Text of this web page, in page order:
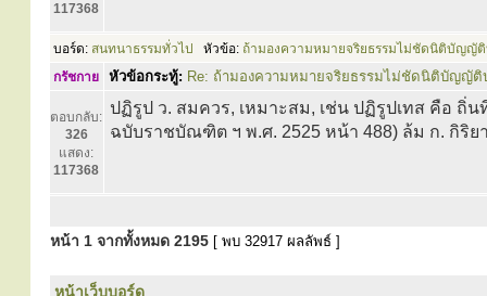
117368
บอร์ด: สนทนาธรรมทั่วไป หัวข้อ: ถ้ามองความหมายจริยธรรมไม่ชัดนิติบัญญัติ
กรัชกาย
หัวข้อกระทู้: Re: ถ้ามองความหมายจริยธรรมไม่ชัดนิติบัญญัติ
ตอบกลับ:
326
แสดง:
117368
ปฏิรูป ว. สมควร, เหมาะสม, เช่น ปฏิรูปเทส คือ ถิ่
ฉบับราชบัณฑิต ฯ พ.ศ. 2525 หน้า 488) ล้ม ก. กิริ
หน้า 1 จากทั้งหมด 2195 [ พบ 32917 ผลลัพธ์ ]
หน้าเว็บบอร์ด